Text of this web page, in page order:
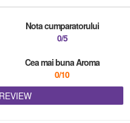
Nota cumparatorului
0/5
Cea mai buna Aroma
0/10